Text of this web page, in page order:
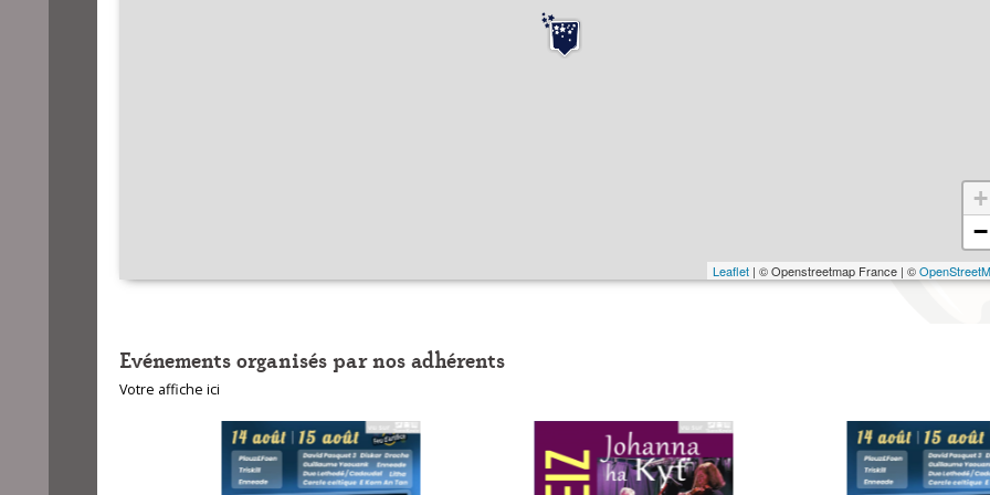
+
−
Leaflet| © Openstreetmap France | ©
Evénements organisés par nos adhérents
Votre affiche ici